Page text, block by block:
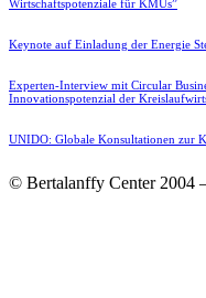
Wirtschaftspotenziale für KMUs”
Keynote auf Einladung der Energie
Experten-Interview mit Circular
Innovationspotenzial der
UNIDO: Globale Konsultationen zur
© Bertalanffy Center 2004